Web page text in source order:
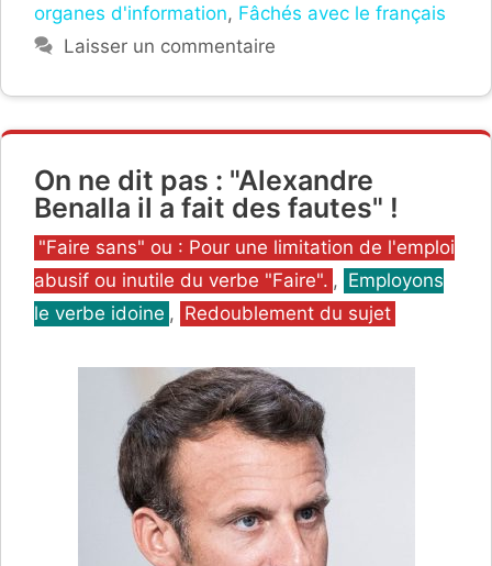
organes d'information, Fâchés avec le français
Laisser un commentaire
On ne dit pas : "Alexandre
Benalla il a fait des fautes" !
Catégories
"Faire sans" ou : Pour une limitation de l'emploi
abusif ou inutile du verbe "Faire". , Employons
le verbe idoine , Redoublement du sujet